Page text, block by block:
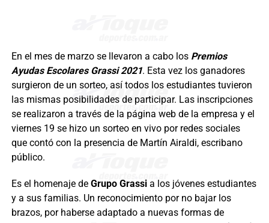
En el mes de marzo se llevaron a cabo los Premios
Ayudas Escolares Grassi 2021. Esta vez los ganadores
surgieron de un sorteo, así todos los estudiantes tuvieron
las mismas posibilidades de participar. Las inscripciones
se realizaron a través de la página web de la empresa y el
viernes 19 se hizo un sorteo en vivo por redes sociales
que contó con la presencia de Martín Airaldi, escribano
público.
Es el homenaje de Grupo Grassi a los jóvenes estudiantes
y a sus familias. Un reconocimiento por no bajar los
brazos, por haberse adaptado a nuevas formas de